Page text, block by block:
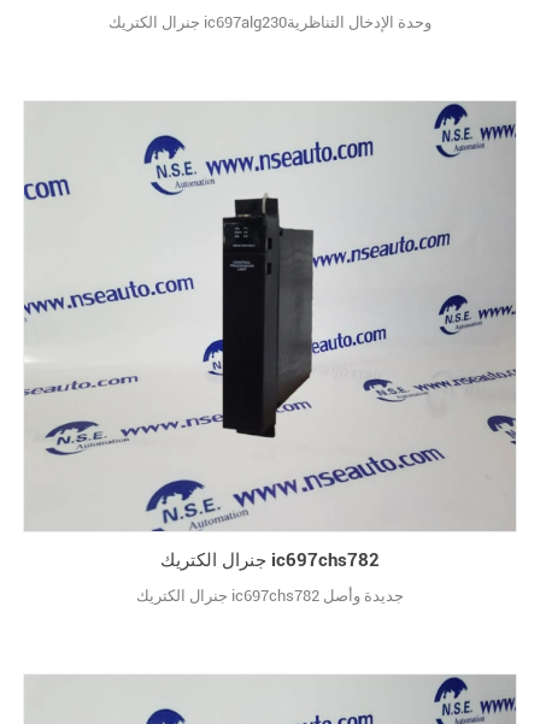
جنرال الكتريك ic697alg230وحدة الإدخال التناظرية
جنرال الكتريك ic697chs782
جنرال الكتريك ic697chs782 جديدة وأصل